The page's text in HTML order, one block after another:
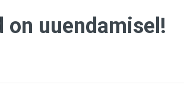
on uuendamisel!